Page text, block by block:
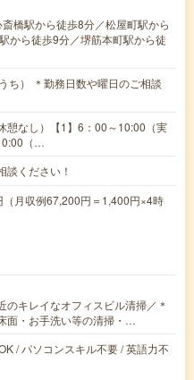
橋駅から徒歩8分／松屋町駅から
から徒歩9分／堺筋本町駅から徒
ち） ＊勤務日数や曜日のご相談
憩なし）【1】6：00～10:00（実
（…
ください！
月収例67,200円＝1,400円×4時
のキレイなオフィスビル清掃／＊
面・お手洗い等の清掃・…
/ パソコンスキル不要 / 英語力不